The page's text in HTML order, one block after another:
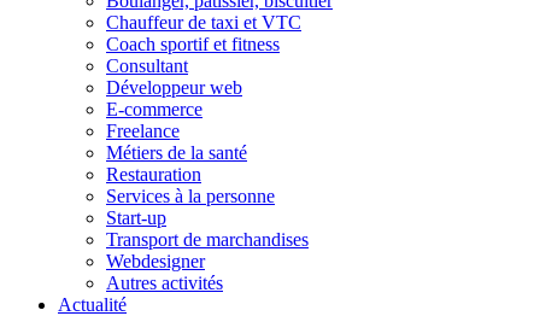
Chauffeur de taxi et VTC
Coach sportif et fitness
Consultant
Développeur web
E-commerce
Freelance
Métiers de la santé
Restauration
Services à la personne
Start-up
Transport de marchandises
Webdesigner
Autres activités
Actualité